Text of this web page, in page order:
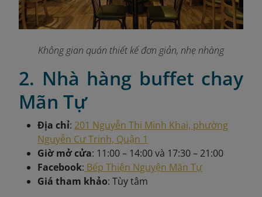
Không gian quán thiết kế đơn giản, nhẹ nhàng
2. Nhà hàng buffet chay
Mãn Tự
Địa chỉ: 201 Nguyễn Thị Minh Khai, phường
Nguyễn Cư Trinh, Quận 1
Giờ mở cửa: 11:00 – 14:00 và 17:30 – 21:00
Facebook: Bếp Thiện Nguyện Mãn Tự
Giá tham khảo: Tùy tâm